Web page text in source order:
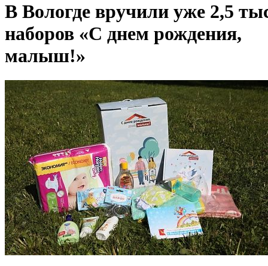
В Вологде вручили уже 2,5
наборов «С днем рождения,
малыш!»